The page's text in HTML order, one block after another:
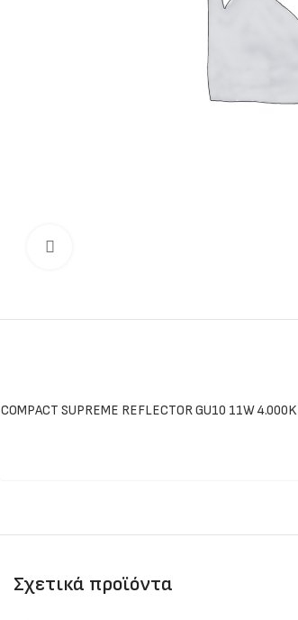
COMPACT SUPREME REFLECTOR GU10 11W 4.000K
Σχετικά προϊόντα